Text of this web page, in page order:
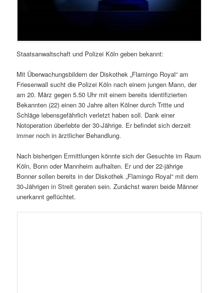
Staatsanwaltschaft und Polizei Köln geben bekannt:
Mit Überwachungsbildern der Diskothek „Flamingo Royal“ am
Friesenwall sucht die Polizei Köln nach einem jungen Mann, der
am 20. März gegen 5.50 Uhr mit einem bereits identifizierten
Bekannten (22) einen 30 Jahre alten Kölner durch Tritte und
Schläge lebensgefährlich verletzt haben soll. Dank einer
Notoperation überlebte der 30-Jährige. Er befindet sich derzeit
immer noch in ärztlicher Behandlung.
Nach bisherigen Ermittlungen könnte sich der Gesuchte im Raum
Köln, Bonn oder Mannheim aufhalten. Er und der 22-jährige
Bonner sollen bereits in der Diskothek „Flamingo Royal“ mit dem
30-Jährigen in Streit geraten sein. Zunächst waren beide Männer
unerkannt geflüchtet.